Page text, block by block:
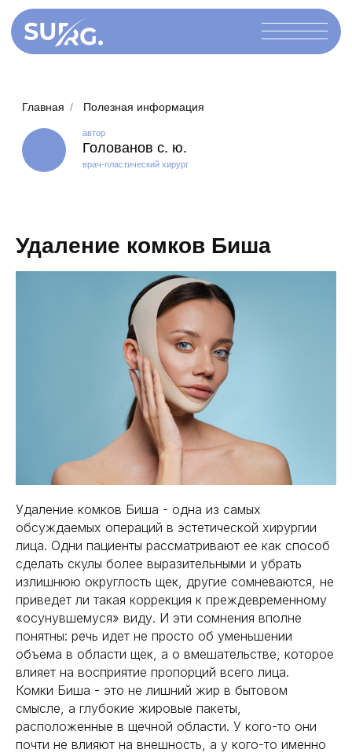
Голованов с. ю.
Удаление комков Биша
Удаление комков Биша - одна из самых
обсуждаемых операций в эстетической хирургии
лица. Одни пациенты рассматривают ее как способ
сделать скулы более выразительными и убрать
излишнюю округлость щек, другие сомневаются, не
приведет ли такая коррекция к преждевременному
«осунувшемуся» виду. И эти сомнения вполне
понятны: речь идет не просто об уменьшении
объема в области щек, а о вмешательстве, которое
влияет на восприятие пропорций всего лица.
Комки Биша - это не лишний жир в бытовом
смысле, а глубокие жировые пакеты,
расположенные в щечной области. У кого-то они
почти не влияют на внешность, а у кого-то именно